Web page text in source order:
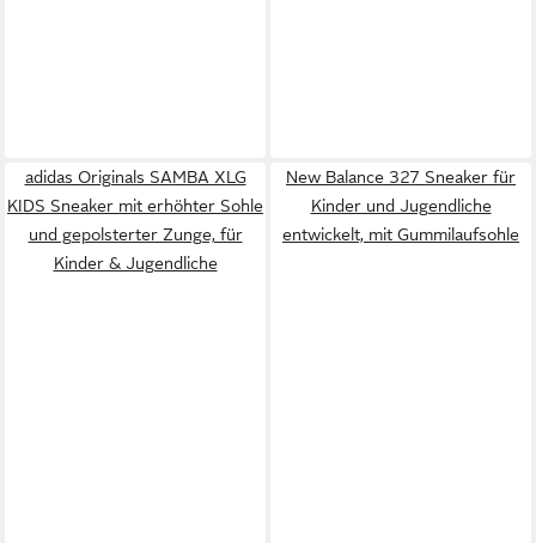
adidas Originals SAMBA XLG
KIDS Sneaker mit erhöhter Sohle
und gepolsterter Zunge, für
Kinder & Jugendliche
New Balance 327 Sneaker für
Kinder und Jugendliche
entwickelt, mit Gummilaufsohle